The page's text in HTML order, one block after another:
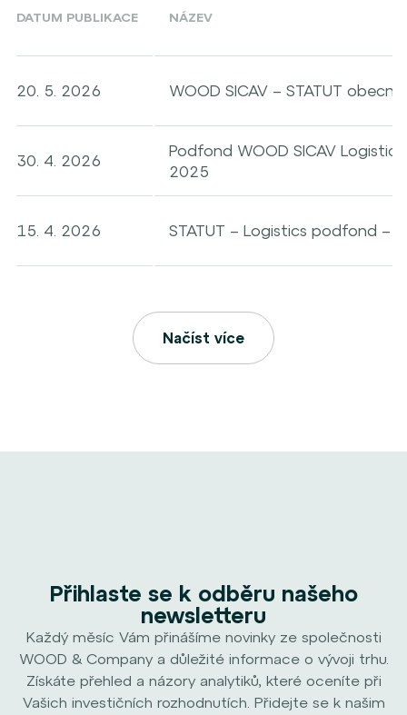
DATUM PUBLIKACE NÁZEV
20. 5. 2026 WOOD SICAV – STATUT
30. 4. 2026
Podfond WOOD SICAV
2025
15. 4. 2026 STATUT – Logistics podfond –
Načíst více
Přihlaste se k odběru našeho
newsletteru
Každý měsíc Vám přinášíme novinky ze společnosti
WOOD & Company a důležité informace o vývoji trhu.
Získáte přehled a názory analytiků, které oceníte při
Vašich investičních rozhodnutích. Přidejte se k našim